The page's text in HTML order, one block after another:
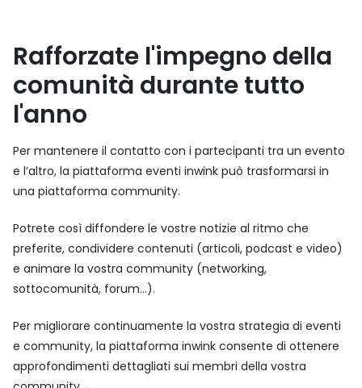
Rafforzate l'impegno della
comunità durantetutto
l'anno
Per mantenere il contatto con i partecipanti tra un evento
e l’altro, la piattaforma eventi inwink può trasformarsi in
una piattaforma community.
Potrete così diffondere le vostre notizie al ritmo che
preferite, condividere contenuti (articoli, podcast e video)
e animare la vostra community (networking,
sottocomunità, forum…).
Per migliorare continuamente la vostra strategia di eventi
e community, la piattaforma inwink consente di ottenere
approfondimenti dettagliati sui membri della vostra